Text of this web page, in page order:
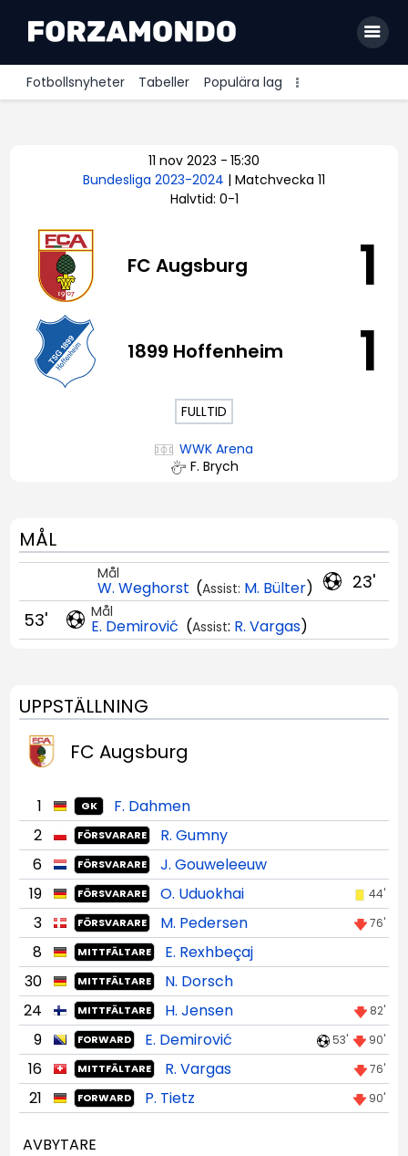
Fotbollsnyheter Tabeller Populära lag
Premier League
Bundesliga
Serie A
Ligue 1
11 nov 2023 - 15:30
Bundesliga 2023-2024 | Matchvecka 11
Halvtid: 0-1
FC Augsburg 1
1899 Hoffenheim 1
FULLTID
WWK Arena
F. Brych
MÅL
23'
Mål
W. Weghorst (Assist: M. Bülter)
Mål
E. Demirović (Assist: R. Vargas)
53'
UPPSTÄLLNING
FC Augsburg
1 GK
F. Dahmen
2
FÖRSVARARE
R. Gumny
6
FÖRSVARARE
J. Gouweleeuw
19
FÖRSVARARE O. Uduokhai 44'
3 FÖRSVARARE M. Pedersen 76'
8 MITTFÄLTARE
E. Rexhbeçaj
30
MITTFÄLTARE
N. Dorsch
24
MITTFÄLTARE H. Jensen 82'
9 FORWARD E. Demirović 53' 90'
16 MITTFÄLTARE R. Vargas 76'
21 FORWARD P. Tietz 90'
AVBYTARE